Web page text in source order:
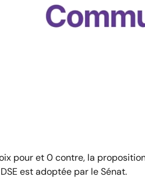
pour et 0 contre, la
est adoptée par le Sénat.